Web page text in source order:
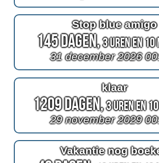
Stop blue amigo
145 Dagen,3 Uren en
31 december 2026
klaar
1209 Dagen,3 Uren en
29 november 2029
Vakantie nog